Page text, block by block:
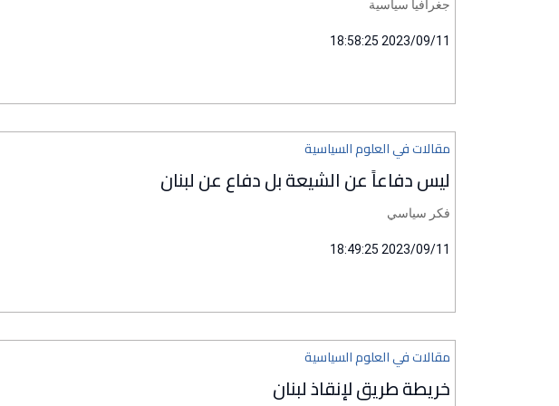
جغرافيا سياسية
2023/09/11 18:58:25
مقالات في العلوم السياسية
ليس دفاعاً عن الشيعة بل دفاع عن لبنان
فكر سياسي
2023/09/11 18:49:25
مقالات في العلوم السياسية
خريطة طريق لإنقاذ لبنان